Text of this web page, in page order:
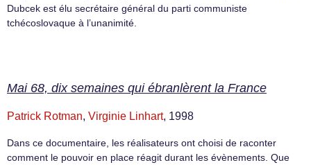
Dubcek est élu secrétaire général du parti communiste
tchécoslovaque à l’unanimité.
Mai 68, dix semaines qui ébranlèrent la France
Patrick Rotman, Virginie Linhart, 1998
Dans ce documentaire, les réalisateurs ont choisi de raconter
comment le pouvoir en place réagit durant les évènements. Que